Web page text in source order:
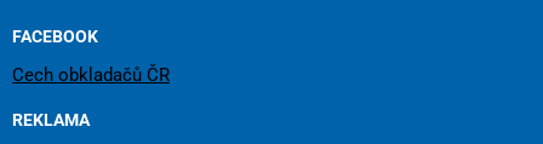
FACEBOOK
Cech obkladačů ČR
REKLAMA